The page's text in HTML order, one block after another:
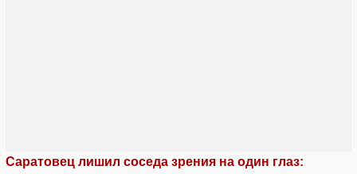
Саратовец лишил соседа зрения на один глаз: